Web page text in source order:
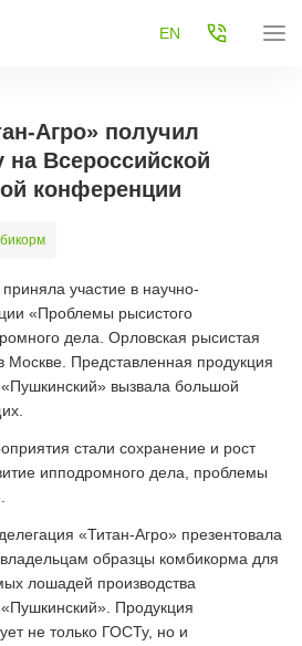
EN
Агро» получил
Всероссийской
конференции
участие в научно-
«Проблемы рысистого
дела. Орловская рысистая
Представленная продукция
вызвала большой
стали сохранение и рост
ипподромного дела, проблемы
«Титан-Агро» презентовала
образцы комбикорма для
лошадей производства
Продукция
не только ГОСТу, но и